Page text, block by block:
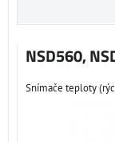
NSD560,
Snímače teploty